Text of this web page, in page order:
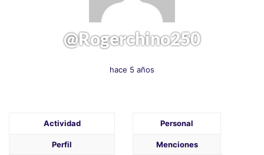
@rogerchino250
hace 5 años
Actividad
Perfil
Personal
Menciones